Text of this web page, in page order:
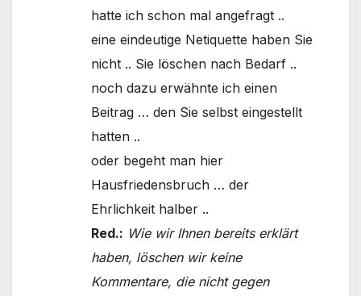
hatte ich schon mal angefragt ..
eine eindeutige Netiquette haben Sie
nicht .. Sie löschen nach Bedarf ..
noch dazu erwähnte ich einen
Beitrag … den Sie selbst eingestellt
hatten ..
oder begeht man hier
Hausfriedensbruch … der
Ehrlichkeit halber ..
Red.: Wie wir Ihnen bereits erklärt
haben, löschen wir keine
Kommentare, die nicht gegen